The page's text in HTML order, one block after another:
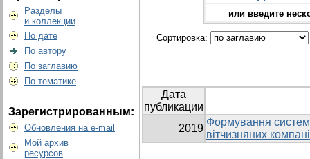
Разделы
и коллекции
По дате
По автору
По заглавию
По тематике
Зарегистрированным:
Обновления на e-mail
Мой архив
ресурсов
или введите
Сортировка:
Дата
публикации
2019
Формування
вітчизняних